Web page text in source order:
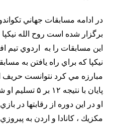
در ادامه مسابقات جهاني
برگزار شده است روح الله
اين مسابقات را به اردوي تيم
نيكپا كه براي راه يافتن به
مبارزه مي كرد نتوانست
پايان با نتيجه ۱۲ بر ۵ تسليم او شد.
او در اين دوره از رقابتها در
مكزيك ، كانادا و اردن به